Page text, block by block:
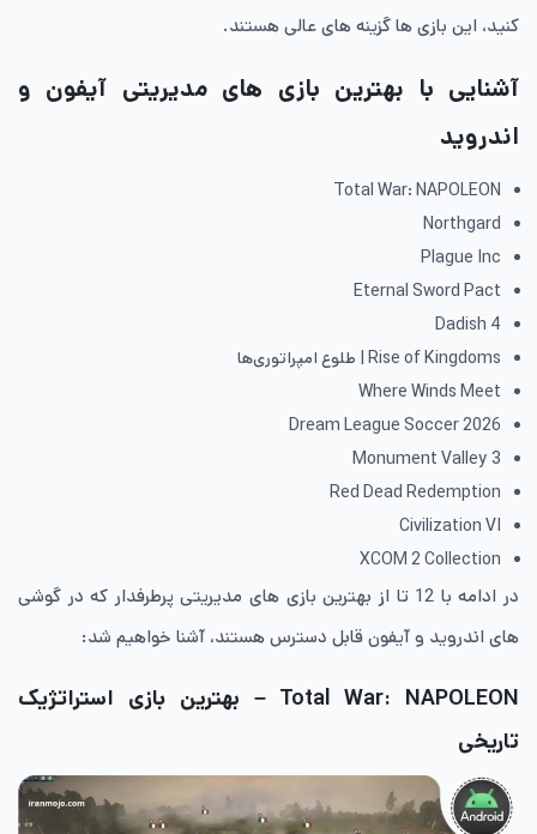
کنید، این بازی ها گزینه های عالی هستند.
آشنایی با بهترین بازی های مدیریتی آیفون و
اندروید
Total War: NAPOLEON
Northgard
Plague Inc
Eternal Sword Pact
Dadish 4
Rise of Kingdoms | طلوع امپراتوری‌ها
Where Winds Meet
Dream League Soccer 2026
Monument Valley 3
Red Dead Redemption
Civilization VI
XCOM 2 Collection
در ادامه با 12 تا از بهترین بازی های مدیریتی پرطرفدار که در گوشی
های اندروید و آیفون قابل دسترس هستند، آشنا خواهیم شد:
Total War: NAPOLEON – بهترین بازی استراتژیک
تاریخی